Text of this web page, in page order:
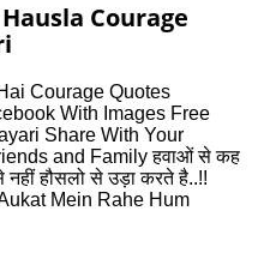
Courage
Courage Quotes
With Images Free
Share With Your
and Family हवाओं से कह
नहीं हौसलो से उड़ा करते है..!!
Mein Rahe Hum